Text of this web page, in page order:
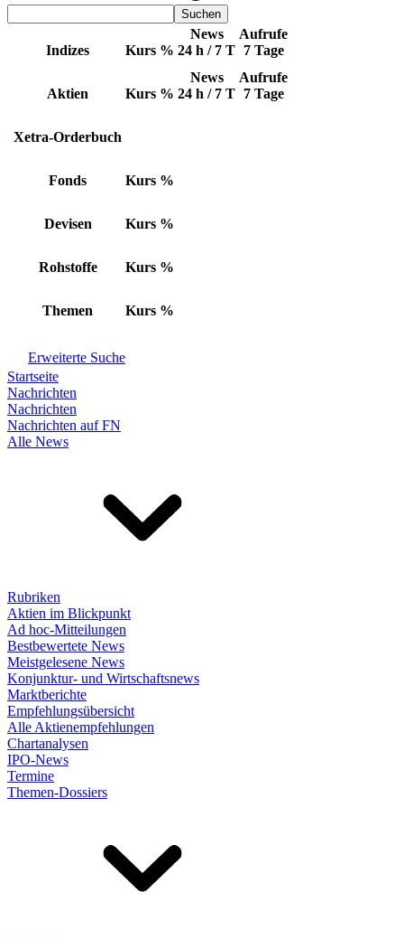
Indizes Kurs %
News
24 h / 7 T
Aufrufe
7 Tage
Aktien Kurs %
News
24 h / 7 T
Aufrufe
7 Tage
Xetra-Orderbuch
Fonds Kurs %
Devisen Kurs %
Rohstoffe Kurs %
Themen Kurs %
Erweiterte Suche
Startseite
Nachrichten
Nachrichten
Nachrichten auf FN
Alle News
Rubriken
Aktien im Blickpunkt
Ad hoc-Mitteilungen
Bestbewertete News
Meistgelesene News
Konjunktur- und Wirtschaftsnews
Marktberichte
Empfehlungsübersicht
Alle Aktienempfehlungen
Chartanalysen
IPO-News
Termine
Themen-Dossiers